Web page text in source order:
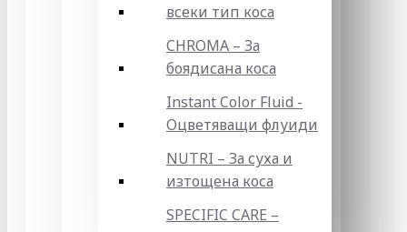
всеки тип коса
CHROMA – За
боядисана коса
Instant Color Fluid -
Оцветяващи флуиди
NUTRI – За суха и
изтощена коса
SPECIFIC CARE –